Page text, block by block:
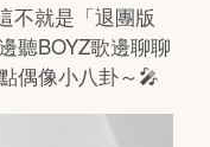
不就是「退團版
聽BOYZ歌邊聊聊
偶像小八卦～🎤